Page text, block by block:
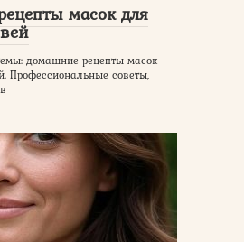
масок для
домашние рецепты масок
Профессиональные советы,